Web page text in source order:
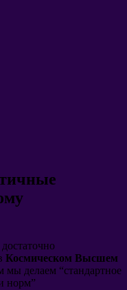
Космическом Высшем
мы делаем “стандартное
норм”